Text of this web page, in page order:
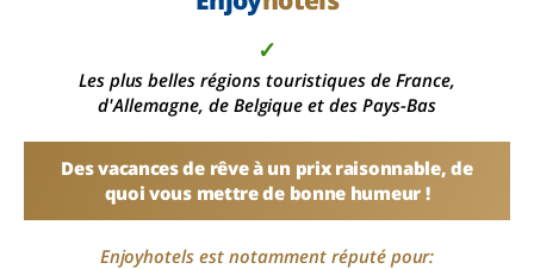
✓
Les plus belles régions touristiques de France,
d'Allemagne, de Belgique et des Pays-Bas
Des vacances de rêve à un prix raisonnable, de
quoi vous mettre de bonne humeur !
Enjoyhotels est notamment réputé pour: